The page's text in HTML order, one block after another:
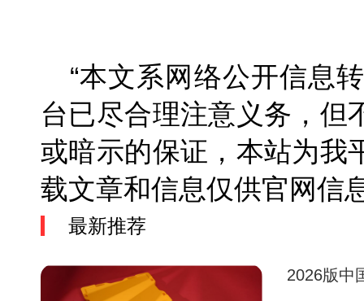
“本文系网络公开信息
台已尽合理注意义务，但
或暗示的保证，本站为我
载文章和信息仅供官
最新推荐
2026版中